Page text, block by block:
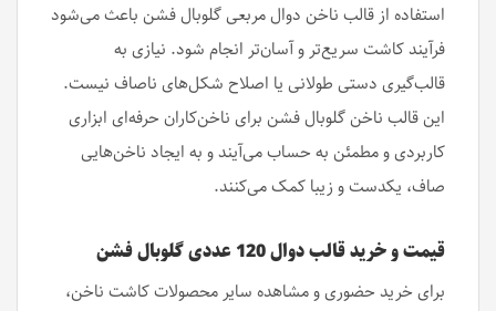
استفاده از قالب ناخن دوال مربعی گلوبال فشن باعث می‌شود
فرآیند کاشت سریع‌تر و آسان‌تر انجام شود. نیازی به
قالب‌گیری دستی طولانی یا اصلاح شکل‌های ناصاف نیست.
این قالب ناخن گلوبال فشن برای ناخن‌کاران حرفه‌ای ابزاری
کاربردی و مطمئن به حساب می‌آیند و به ایجاد ناخن‌هایی
صاف، یکدست و زیبا کمک می‌کنند.
قیمت و خرید قالب دوال 120 عددی گلوبال فشن
برای خرید حضوری و مشاهده سایر محصولات کاشت ناخن،